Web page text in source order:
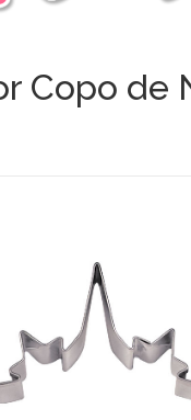
Copo de